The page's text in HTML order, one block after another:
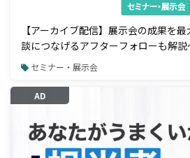
セミナー・展示会
【アーカイブ配信】展示会の成果を
談につなげるアフターフォローも解説
セミナー・展示会
AD